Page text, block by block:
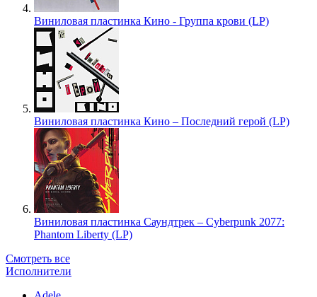
Виниловая пластинка Кино - Группа крови (LP)
Виниловая пластинка Кино – Последний герой (LP)
Виниловая пластинка Саундтрек – Cyberpunk 2077:
Phantom Liberty (LP)
Смотреть все
Исполнители